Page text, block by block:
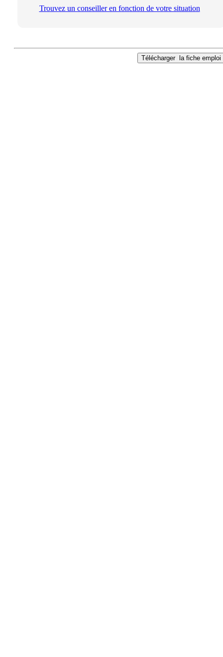
Trouvez un conseiller en fonction de votre situation
Télécharger la fiche emploi